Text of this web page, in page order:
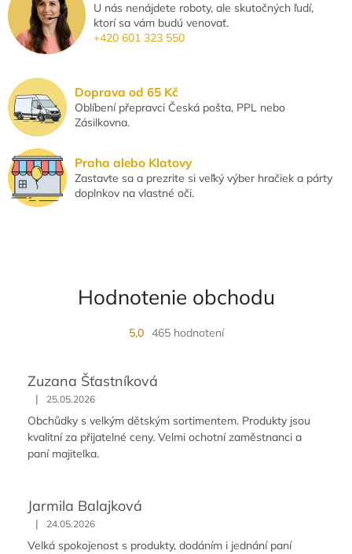
d
a
c
p
r
v
v
ý
p
U nás nenájdete roboty, ale skutočných ľudí,
ktorí sa vám budú venovať.
+420 601 323 550
Doprava od 65 Kč
Oblíbení přepravci Česká pošta, PPL nebo
Zásilkovna.
Praha alebo Klatovy
Zastavte sa a prezrite si veľký výber hračiek a párty
doplnkov na vlastné oči.
Hodnotenie obchodu
5,0 465 hodnotení
Zuzana Šťastníková
| 25.05.2026
Obchůdky s velkým dětským sortimentem. Produkty jsou
kvalitní za přijatelné ceny. Velmi ochotní zaměstnanci a
paní majitelka.
Jarmila Balajková
| 24.05.2026
Velká spokojenost s produkty, dodáním i jednání paní